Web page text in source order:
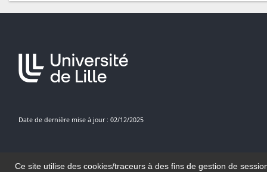
Date de dernière mise à jour : 02/12/2025
Ce site utilise des cookies/traceurs à des fins de gestion de